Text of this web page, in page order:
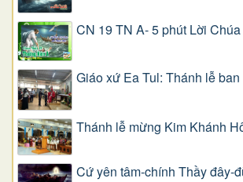
CN 19 TN A- 5 phút Lời
Giáo xứ Ea Tul: Thánh lễ
Thánh lễ mừng Kim Khánh
Cứ yên tâm-chính Thầy đây-